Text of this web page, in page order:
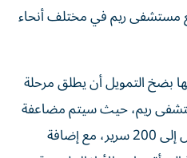
توسع مستشفى ريم في مختلف أنحاء
بضخ التمويل أن يطلق مرحلة
ريم، حيث سيتم مضاعفة
طاقته الاستيعابية الحالية لتصل إلى 200 سرير، مع إضافة